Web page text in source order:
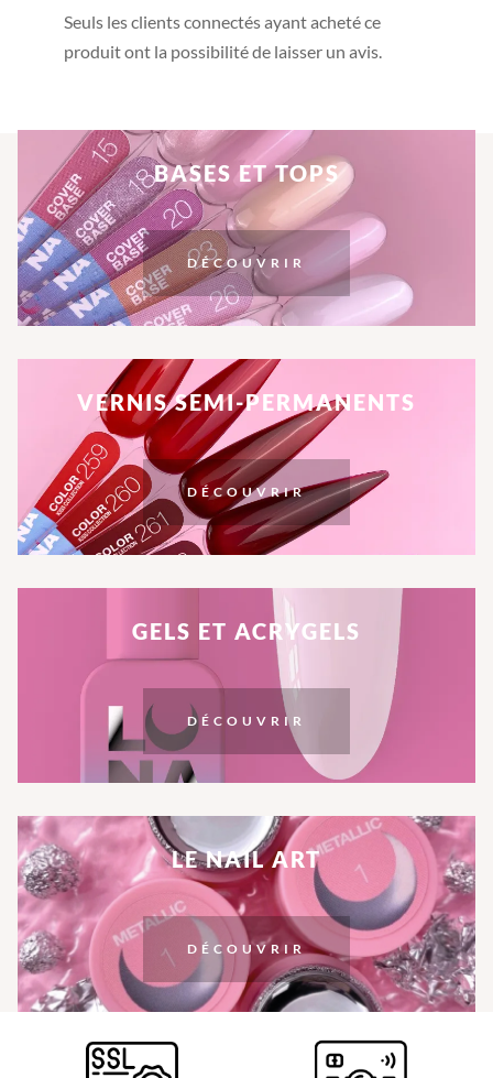
Seuls les clients connectés ayant acheté ce
produit ont la possibilité de laisser un avis.
BASES ET TOPS
DÉCOUVRIR
VERNIS SEMI-PERMANENTS
DÉCOUVRIR
GELS ET ACRYGELS
DÉCOUVRIR
LE NAIL ART
DÉCOUVRIR